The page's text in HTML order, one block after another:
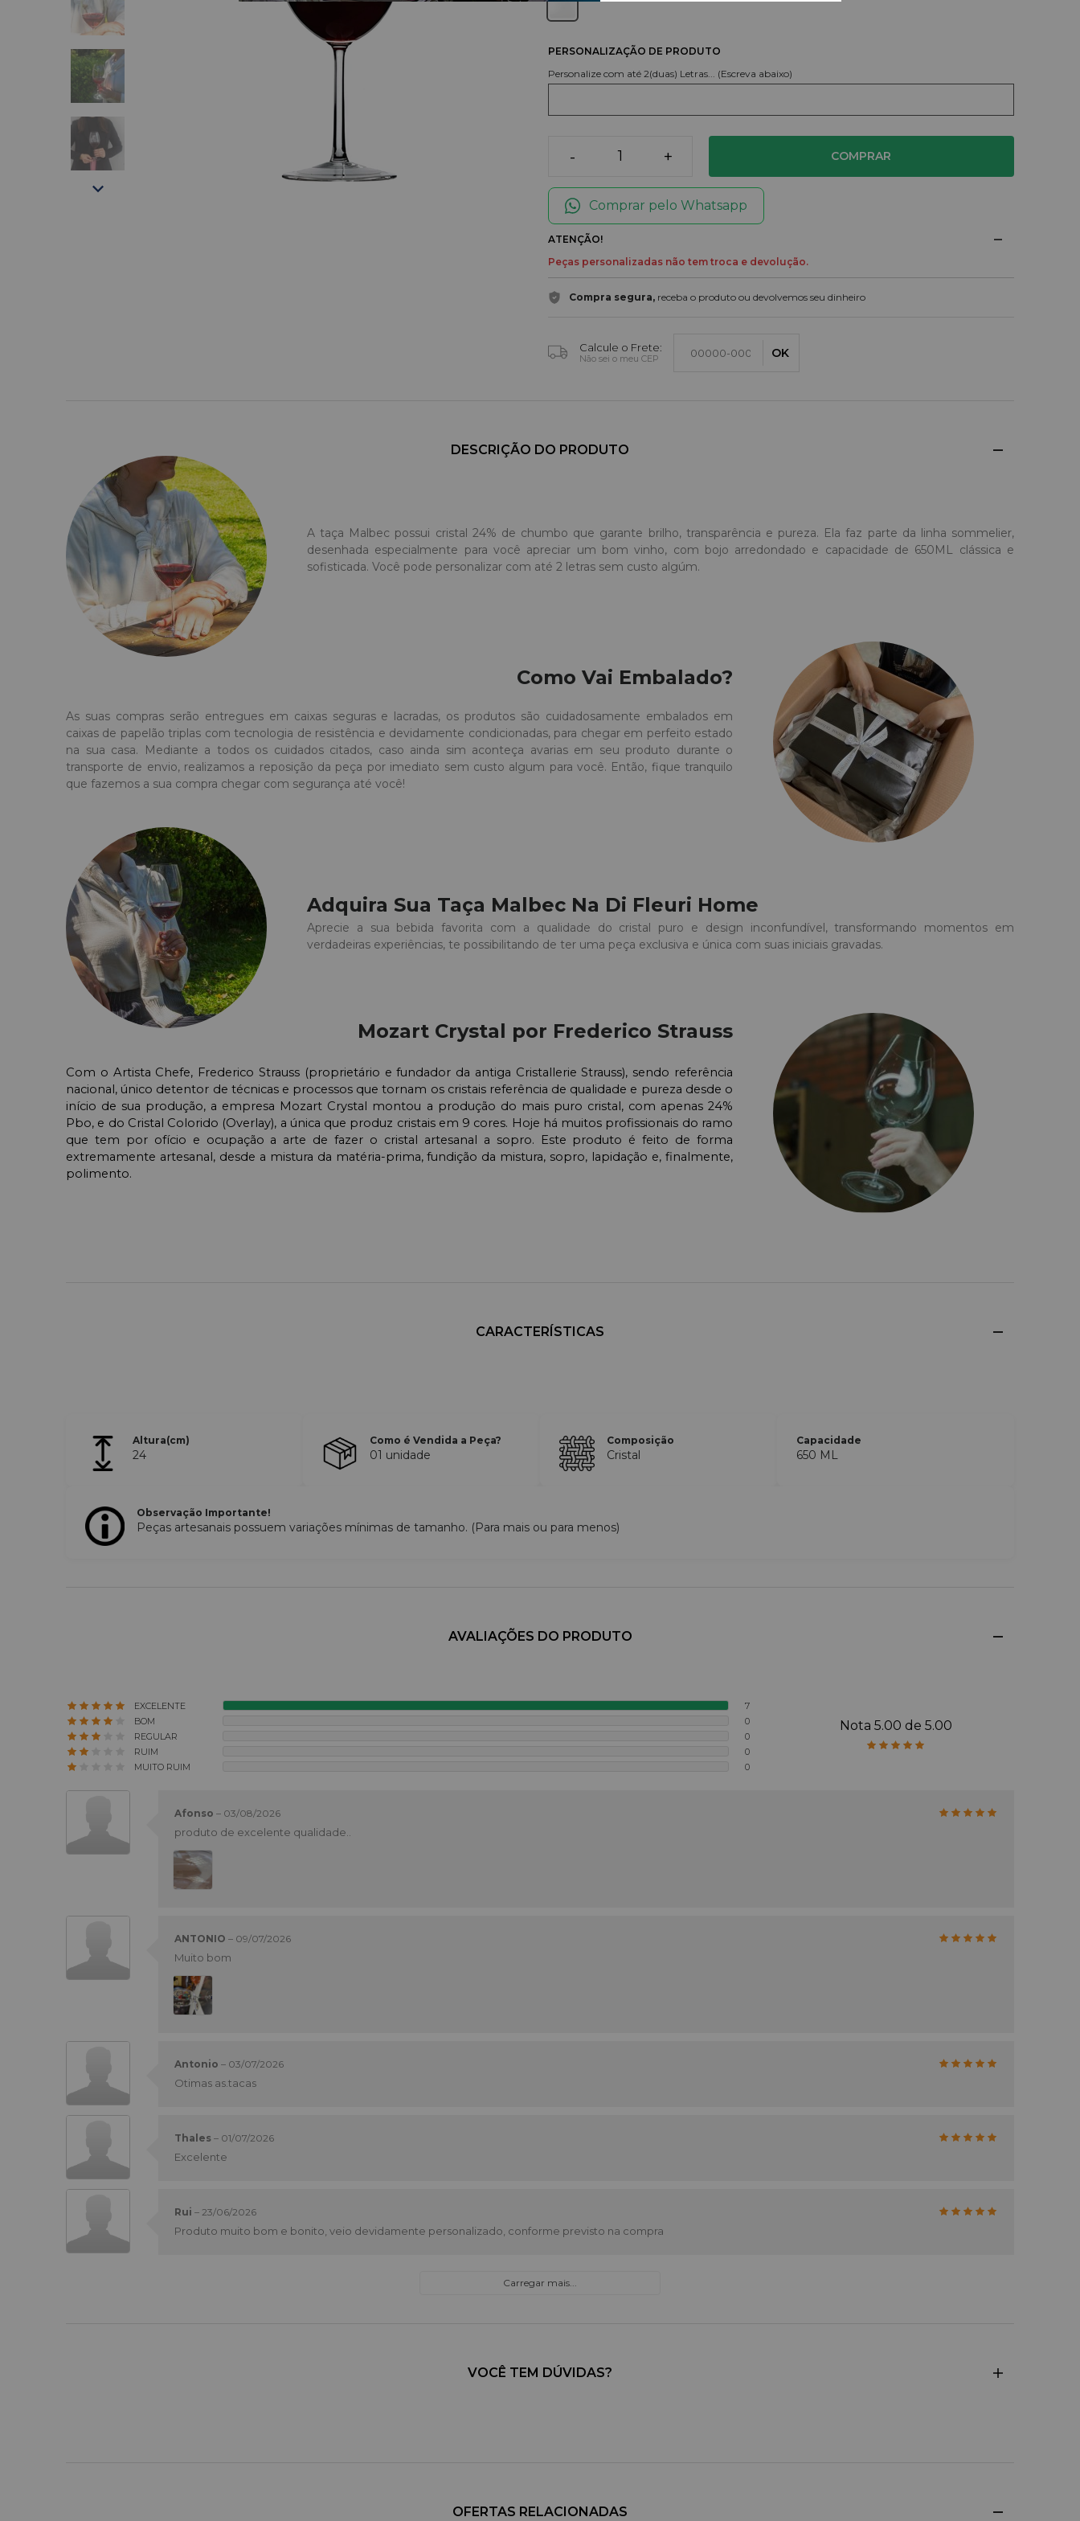
PERSONALIZAÇÃO DE PRODUTO
Personalize com até 2(duas) Letras... (Escreva abaixo)
- + COMPRAR
Comprar pelo Whatsapp
ATENÇÃO!
Peças personalizadas não tem troca e devolução.
Compra segura, receba o produto ou devolvemos seu dinheiro
Calcule o Frete:
Não sei o meu CEP OK
DESCRIÇÃO DO PRODUTO
A taça Malbec possui cristal 24% de chumbo que garante brilho, transparência e pureza. Ela faz parte da linha sommelier,
desenhada especialmente para você apreciar um bom vinho, com bojo arredondado e capacidade de 650ML clássica e
sofisticada. Você pode personalizar com até 2 letras sem custo algúm.
Como Vai Embalado?
As suas compras serão entregues em caixas seguras e lacradas, os produtos são cuidadosamente embalados em
caixas de papelão triplas com tecnologia de resistência e devidamente condicionadas, para chegar em perfeito estado
na sua casa. Mediante a todos os cuidados citados, caso ainda sim aconteça avarias em seu produto durante o
transporte de envio, realizamos a reposição da peça por imediato sem custo algum para você. Então, fique tranquilo
que fazemos a sua compra chegar com segurança até você!
Adquira Sua Taça Malbec Na Di Fleuri Home
Aprecie a sua bebida favorita com a qualidade do cristal puro e design inconfundível, transformando momentos em
verdadeiras experiências, te possibilitando de ter uma peça exclusiva e única com suas iniciais gravadas.
Mozart Crystal por Frederico Strauss
Com o Artista Chefe, Frederico Strauss (proprietário e fundador da antiga Cristallerie Strauss), sendo referência
nacional, único detentor de técnicas e processos que tornam os cristais referência de qualidade e pureza desde o
início de sua produção, a empresa Mozart Crystal montou a produção do mais puro cristal, com apenas 24%
Pbo, e do Cristal Colorido (Overlay), a única que produz cristais em 9 cores. Hoje há muitos profissionais do ramo
que tem por ofício e ocupação a arte de fazer o cristal artesanal a sopro. Este produto é feito de forma
extremamente artesanal, desde a mistura da matéria-prima, fundição da mistura, sopro, lapidação e, finalmente,
polimento.
CARACTERÍSTICAS
Altura(cm)
24
Como é Vendida a Peça?
01 unidade
Composição
Cristal
Capacidade
650 ML
Observação Importante!
Peças artesanais possuem variações mínimas de tamanho. (Para mais ou para menos)
AVALIAÇÕES DO PRODUTO
EXCELENTE
7
BOM
0
REGULAR
0
RUIM
0
MUITO RUIM
0
Nota 5.00 de 5.00
Afonso – 03/08/2026
produto de excelente qualidade..
ANTONIO – 09/07/2026
Muito bom
Antonio – 03/07/2026
Otimas as.tacas
Thales – 01/07/2026
Excelente
Rui – 23/06/2026
Produto muito bom e bonito, veio devidamente personalizado, conforme previsto na compra
Carregar mais...
VOCÊ TEM DÚVIDAS?
OFERTAS RELACIONADAS